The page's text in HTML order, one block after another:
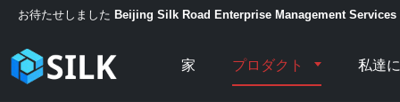
お待たせしました Beijing Silk Road Enterprise Management Services
家 プロダクト 私達